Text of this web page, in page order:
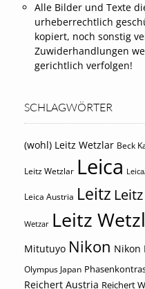
Alle Bilder und Texte
urheberrechtlich
kopiert, noch sonstig
Zuwiderhandlungen
gerichtlich verfolgen!
SCHLAGWÖRTER
(wohl) Leitz Wetzlar Beck
Leitz Wetzlar Leica
Leica Austria Leitz
Wetzar Leitz
Mitutuyo Nikon Nikon
Olympus Japan
Reichert Austria Reichert